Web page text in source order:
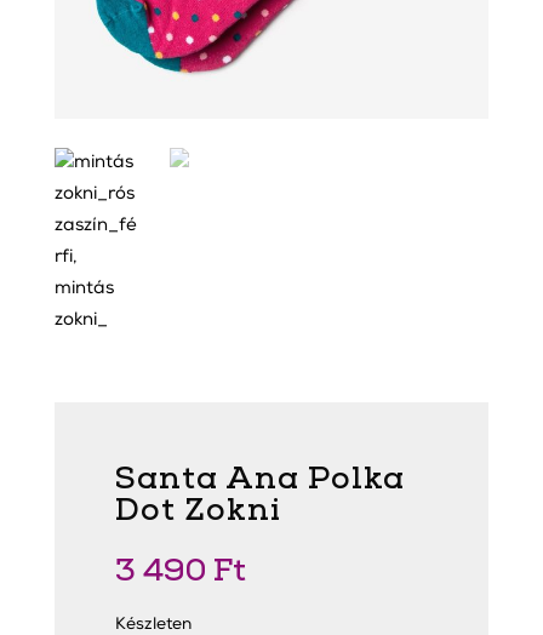
Santa Ana Polka
Dot Zokni
3 490 Ft
Készleten